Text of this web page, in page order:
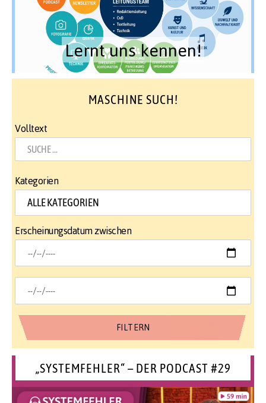
Lernt uns kennen!
MASCHINE SUCH!
Volltext
Kategorien
Erscheinungsdatum zwischen
„SYSTEMFEHLER“ – DER PODCAST #29